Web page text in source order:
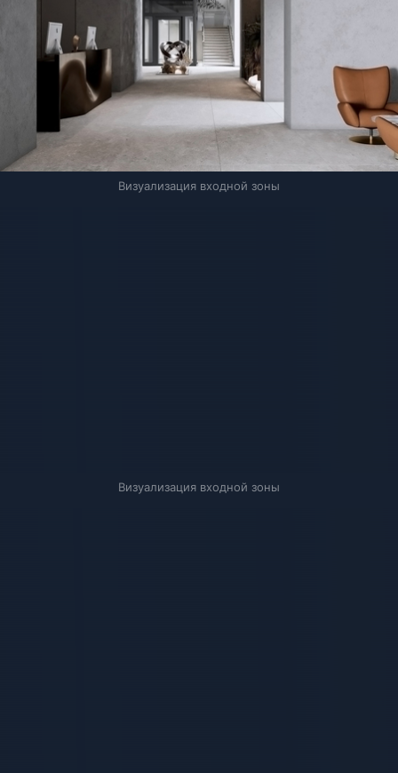
Визуализация входной зоны
Визуализация входной зоны